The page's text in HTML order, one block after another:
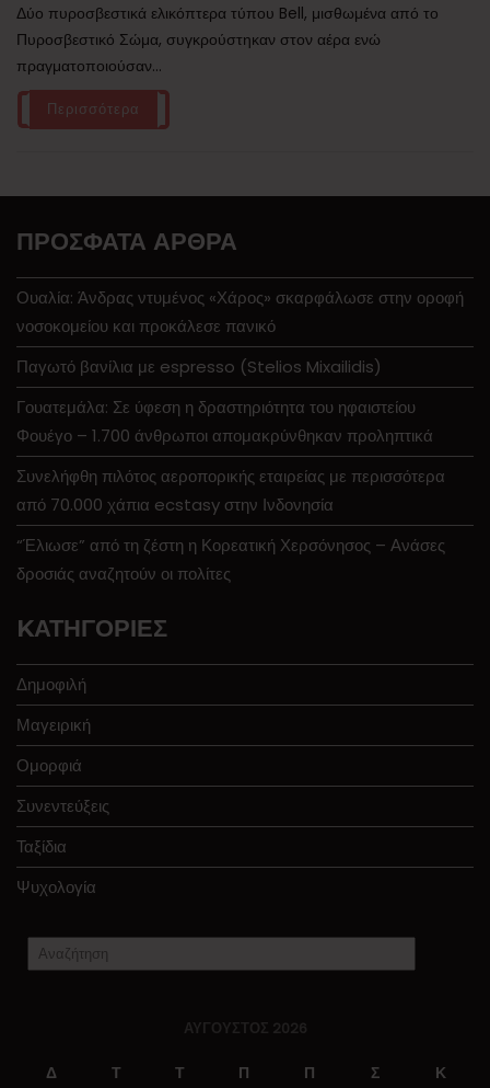
Δύο πυροσβεστικά ελικόπτερα τύπου Bell, μισθωμένα από το
Πυροσβεστικό Σώμα, συγκρούστηκαν στον αέρα ενώ
πραγματοποιούσαν...
Περισσότερα
ΠΡΌΣΦΑΤΑ ΆΡΘΡΑ
Ουαλία: Άνδρας ντυμένος «Χάρος» σκαρφάλωσε στην οροφή
νοσοκομείου και προκάλεσε πανικό
Παγωτό βανίλια με espresso (Stelios Mixailidis)
Γουατεμάλα: Σε ύφεση η δραστηριότητα του ηφαιστείου
Φουέγο – 1.700 άνθρωποι απομακρύνθηκαν προληπτικά
Συνελήφθη πιλότος αεροπορικής εταιρείας με περισσότερα
από 70.000 χάπια ecstasy στην Ινδονησία
“Έλιωσε” από τη ζέστη η Κορεατική Χερσόνησος – Ανάσες
δροσιάς αναζητούν οι πολίτες
KΑΤΗΓΟΡΊΕΣ
Δημοφιλή
Μαγειρική
Ομορφιά
Συνεντεύξεις
Ταξίδια
Ψυχολογία
ΑΎΓΟΥΣΤΟΣ 2026
Δ Τ Τ Π Π Σ Κ